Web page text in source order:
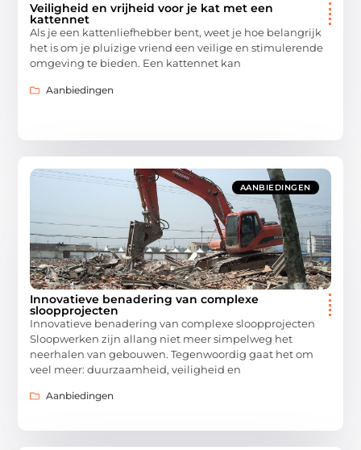
Veiligheid en vrijheid voor je kat met een
kattennet
Als je een kattenliefhebber bent, weet je hoe belangrijk
het is om je pluizige vriend een veilige en stimulerende
omgeving te bieden. Een kattennet kan
Aanbiedingen
AANBIEDINGEN
Innovatieve benadering van complexe
sloopprojecten
Innovatieve benadering van complexe sloopprojecten
Sloopwerken zijn allang niet meer simpelweg het
neerhalen van gebouwen. Tegenwoordig gaat het om
veel meer: duurzaamheid, veiligheid en
Aanbiedingen